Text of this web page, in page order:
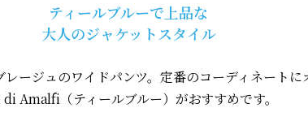
ティールブルーで上品な
大人のジャケットスタイル
レージュのワイドパンツ。定番のコーディネートに
Amalfi（ティールブルー）がおすすめです。